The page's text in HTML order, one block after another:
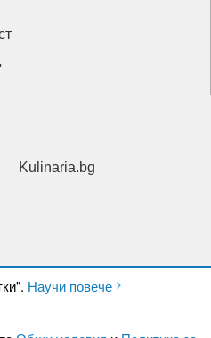
Научи повече
Kulinaria.bg
Всички права запазени.